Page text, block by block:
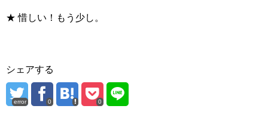
★ 惜しい！もう少し。
シェアする
error 0 0